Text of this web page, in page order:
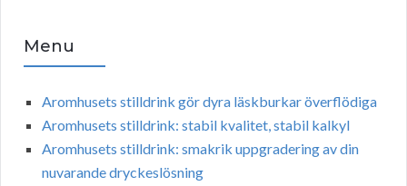
Menu
Aromhusets stilldrink gör dyra läskburkar överflödiga
Aromhusets stilldrink: stabil kvalitet, stabil kalkyl
Aromhusets stilldrink: smakrik uppgradering av din
nuvarande dryckeslösning